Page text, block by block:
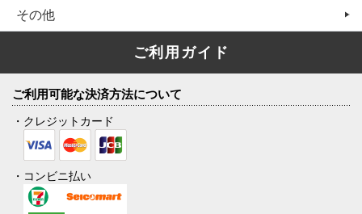
その他
ご利用ガイド
ご利用可能な決済方法について
・クレジットカード
・コンビニ払い